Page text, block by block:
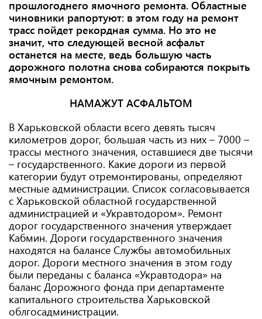
прошлогоднего ямочного ремонта. Областные
чиновники рапортуют: в этом году на ремонт
трасс пойдет рекордная сумма. Но это не
значит, что следующей весной асфальт
останется на месте, ведь большую часть
дорожного полотна снова собираются покрыть
ямочным ремонтом.
НАМАЖУТ АСФАЛЬТОМ
В Харьковской области всего девять тысяч
километров дорог, большая часть из них – 7000 –
трассы местного значения, оставшиеся две тысячи
– государственного. Какие дороги из первой
категории будут отремонтированы, определяют
местные администрации. Список согласовывается
с Харьковской областной государственной
администрацией и «Укравтодором». Ремонт
дорог государственного значения утверждает
Кабмин. Дороги государственного значения
находятся на балансе Службы автомобильных
дорог. Дороги местного значения в этом году
были переданы с баланса «Укравтодора» на
баланс Дорожного фонда при департаменте
капитального строительства Харьковской
облгосадминистрации.